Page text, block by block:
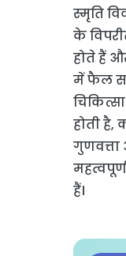
स्मृति
के
होते हैं
में फैल
होती है,
हैं।